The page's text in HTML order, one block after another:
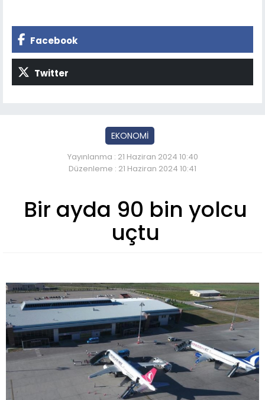
Facebook
Twitter
EKONOMİ
Yayınlanma : 21 Haziran 2024 10:40
Düzenleme : 21 Haziran 2024 10:41
Bir ayda 90 bin yolcu
uçtu